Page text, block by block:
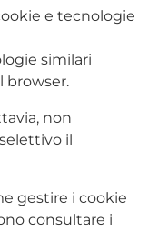
e tecnologie
similari
browser.
non
il
gestire i cookie
consultare i